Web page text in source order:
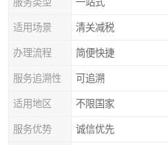
适用场景 清关减税
办理流程 简便快捷
服务追溯性 可追溯
适用地区 不限国家
服务优势 诚信优先